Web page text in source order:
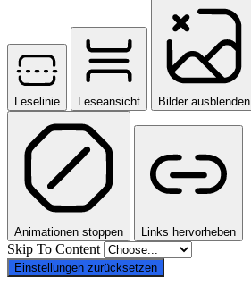
Leselinie Leseansicht Bilder ausblenden
Animationen stoppen Links hervorheben
Skip To Content
Einstellungen zurücksetzen